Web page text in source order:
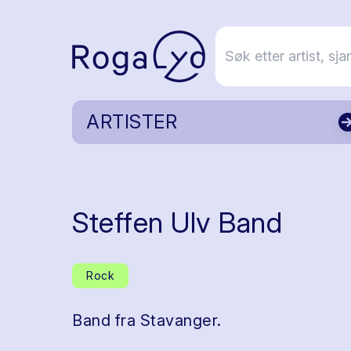
ARTISTER
Steffen Ulv Band
Rock
Band fra Stavanger.